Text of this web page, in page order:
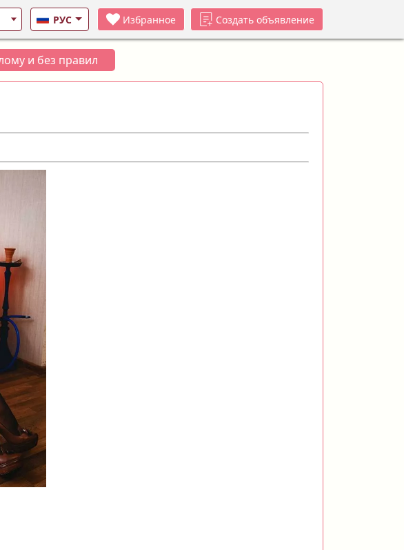
РУС Избранное Создать объявление
и без правил